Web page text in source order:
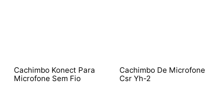
Cachimbo Konect Para
Microfone Sem Fio
Cachimbo De Microfone
Csr Yh-2